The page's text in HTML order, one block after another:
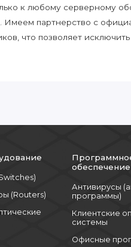
к любому серверному
Имеем партнерство с
что позволяет
(Routers)
обеспечение
Антивирусы
программы)
Клиентские
системы
Офисные